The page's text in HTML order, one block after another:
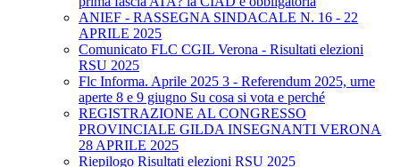
ANIEF - RASSEGNA SINDACALE N. 16 - 22
APRILE 2025
Comunicato FLC CGIL Verona - Risultati elezioni
RSU 2025
Flc Informa. Aprile 2025 3 - Referendum 2025, urne
aperte 8 e 9 giugno Su cosa si vota e perché
REGISTRAZIONE AL CONGRESSO
PROVINCIALE GILDA INSEGNANTI VERONA
28 APRILE 2025
Riepilogo Risultati elezioni RSU 2025